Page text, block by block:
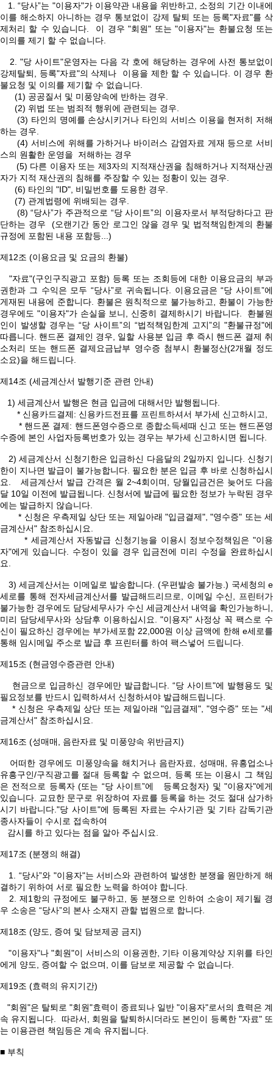
1. “당사”는 "이용자"가 이용약관 내용을 위반하고, 소정의 기간 이내에
이를 해소하지 아니하는 경우 통보없이 강제 탈퇴 또는 등록"자료"를 삭
제처리 할 수 있습니다. 이 경우 "회원" 또는 "이용자"는 환불요청 또는
이의를 제기 할 수 없습니다.
2. "당 사이트"운영자는 다음 각 호에 해당하는 경우에 사전 통보없이
강제탈퇴, 등록"자료"의 삭제나 이용을 제한 할 수 있습니다. 이 경우 환
불요청 및 이의를 제기할 수 없습니다.
(1) 공공질서 및 미풍양속에 반하는 경우.
(2) 위법 또는 범죄적 행위에 관련되는 경우.
(3) 타인의 명예를 손상시키거나 타인의 서비스 이용을 현저히 저해
하는 경우.
(4) 서비스에 위해를 가하거나 바이러스 감염자료 게재 등으로 서비
스의 원활한 운영을 저해하는 경우
(5) 다른 이용자 또는 제3자의 지적재산권을 침해하거나 지적재산권
자가 지적 재산권의 침해를 주장할 수 있는 정황이 있는 경우.
(6) 타인의 "ID", 비밀번호를 도용한 경우.
(7) 관계법령에 위배되는 경우.
(8) “당사”가 주관적으로 “당 사이트”의 이용자로서 부적당하다고 판
단하는 경우 (오랜기간 동안 로그인 않을 경우 및 법적책임한계의 환불
규정에 포함된 내용 포함등...)
제12조 (이용요금 및 요금의 환불)
"자료"(구인구직광고 포함) 등록 또는 조회등에 대한 이용요금의 부과
권한과 그 수익은 모두 “당사”로 귀속됩니다. 이용요금은 “당 사이트”에
게재된 내용에 준합니다. 환불은 원칙적으로 불가능하고, 환불이 가능한
경우에도 "이용자"가 손실을 보니, 신중히 결제하시기 바랍니다. 환불원
인이 발생할 경우는 “당 사이트”의 “법적책임한계 고지”의 "환불규정"에
따릅니다. 핸드폰 결제인 경우, 일할 사용분 입금 후 즉시 핸드폰 결제 취
소처리 또는 핸드폰 결제요금납부 영수증 첨부시 환불정산(2개월 정도
소요)을 해드립니다.
제14조 (세금계산서 발행기준 관련 안내)
1) 세금계산서 발행은 현금 입금에 대해서만 발행됩니다.
* 신용카드결제: 신용카드전표를 프린트하셔서 부가세 신고하시고,
* 핸드폰 결제: 핸드폰영수증으로 종합소득세때 신고 또는 핸드폰영
수증에 본인 사업자등록번호가 있는 경우는 부가세 신고하시면 됩니다.
2) 세금계산서 신청기한은 입금하신 다음달의 2일까지 입니다. 신청기
한이 지나면 발급이 불가능합니다. 필요한 분은 입금 후 바로 신청하십시
요. 세금계산서 발급 간격은 월 2~4회이며, 당월입금건은 늦어도 다음
달 10일 이전에 발급됩니다. 신청서에 발급에 필요한 정보가 누락된 경우
에는 발급하지 않습니다.
* 신청은 우측제일 상단 또는 제일아래 "입금결제", "영수증" 또는 세
금계산서" 참조하십시요.
* 세금계산서 자동발급 신청기능을 이용시 정보수정책임은 "이용
자"에게 있습니다. 수정이 있을 경우 입금전에 미리 수정을 완료하십시
요.
3) 세금계산서는 이메일로 발송합니다. (우편발송 불가능.) 국세청의 e
세로를 통해 전자세금계산서를 발급해드리므로, 이메일 수신, 프린터가
불가능한 경우에도 담당세무사가 수신 세금계산서 내역을 확인가능하니,
미리 담당세무사와 상담후 이용하십시요. "이용자" 사정상 꼭 팩스로 수
신이 필요하신 경우에는 부가세포함 22,000원 이상 금액에 한해 e세로를
통해 임시메일 주소로 발급 후 프린터를 하여 팩스넣어 드립니다.
제15조 (현금영수증관련 안내)
현금으로 입금하신 경우에만 발급합니다. “당 사이트"에 발행용도 및
필요정보를 반드시 입력하셔서 신청하셔야 발급해드립니다.
* 신청은 우측제일 상단 또는 제일아래 "입금결제", "영수증" 또는 "세
금계산서" 참조하십시요.
제16조 (성매매, 음란자료 및 미풍양속 위반금지)
어떠한 경우에도 미풍양속을 해치거나 음란자료, 성매매, 유흥업소나
유흥구인/구직광고를 절대 등록할 수 없으며, 등록 또는 이용시 그 책임
은 전적으로 등록자 (또는 “당 사이트”에 등록요청자) 및 "이용자"에게
있습니다. 교묘한 문구로 위장하여 자료를 등록을 하는 것도 절대 삼가하
시기 바랍니다."당 사이트"에 등록된 자료는 수사기관 및 기타 감독기관
종사자들이 수시로 접속하여
감시를 하고 있다는 점을 알아 주십시요.
제17조 (분쟁의 해결)
1. “당사”와 "이용자"는 서비스와 관련하여 발생한 분쟁을 원만하게 해
결하기 위하여 서로 필요한 노력을 하여야 합니다.
2. 제1항의 규정에도 불구하고, 동 분쟁으로 인하여 소송이 제기될 경
우 소송은 “당사”의 본사 소재지 관할 법원으로 합니다.
제18조 (양도, 증여 및 담보제공 금지)
"이용자"나 "회원"이 서비스의 이용권한, 기타 이용계약상 지위를 타인
에게 양도, 증여할 수 없으며, 이를 담보로 제공할 수 없습니다.
제19조 (효력의 유지기간)
"회원"은 탈퇴로 "회원"효력이 종료되나 일반 "이용자"로서의 효력은 계
속 유지됩니다. 따라서, 회원을 탈퇴하시더라도 본인이 등록한 "자료" 또
는 이용관련 책임등은 계속 유지됩니다.
■ 부칙